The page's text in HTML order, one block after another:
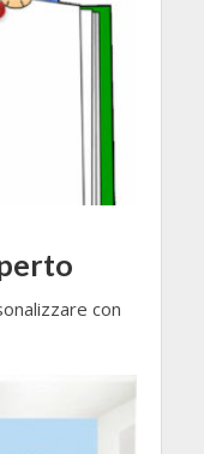
con